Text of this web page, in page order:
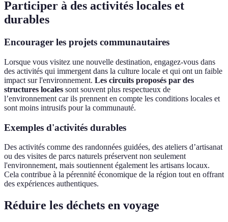
Participer à des activités locales et
durables
Encourager les projets communautaires
Lorsque vous visitez une nouvelle destination, engagez-vous dans
des activités qui immergent dans la culture locale et qui ont un faible
impact sur l'environnement. Les circuits proposés par des
structures locales sont souvent plus respectueux de
l’environnement car ils prennent en compte les conditions locales et
sont moins intrusifs pour la communauté.
Exemples d'activités durables
Des activités comme des randonnées guidées, des ateliers d’artisanat
ou des visites de parcs naturels préservent non seulement
l'environnement, mais soutiennent également les artisans locaux.
Cela contribue à la pérennité économique de la région tout en offrant
des expériences authentiques.
Réduire les déchets en voyage